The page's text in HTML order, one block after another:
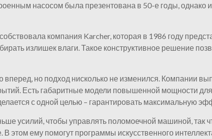
насосом была презентована в 50-е годы, однако
компания Karcher, которая в 1986 году
излишек влаги. Такое конструктивное решение
вперед, но подход нисколько не изменился. Компании
Есть габаритные модели повышенной мощности
с одной целью – гарантировать максимальную
усилий, чтобы управлять поломоечной машиной, так
В этом ему помогут программы искусственного